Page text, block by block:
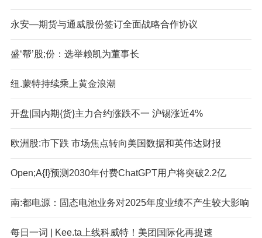
永安—期货与通威股份签订全面战略合作协议
盛‘帮’股;份：选举赖凯为董事长
纽.蒙特持续乘上黄金浪潮
开盘|国内期{货}主力合约涨跌不一 沪锡涨近4%
欧洲股:市下跌 市场焦点转向美国数据和英伟达财报
Open;A{I}预测2030年付费ChatGPT用户将突破2.2亿
南:都电源：固态电池业务对2025年度业绩不产生较大影响
每日一词 | Kee.ta上线科威特！美团国际化再提速